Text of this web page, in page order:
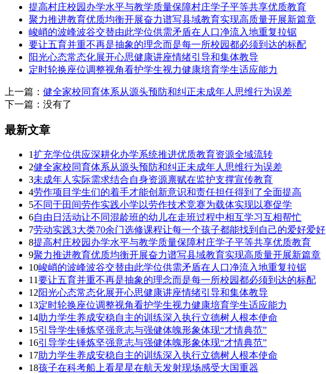
提高村庄校园办学水平与教学质量保障村庄学子平等共享优质教育
聚力推进教育优质均衡开展奋力谱写县域教育实现高质量开展新篇章
峻峭的波峰波谷交替由此学位供需矛盾在人口净流入地重复拉锯
要让五育并重不再是抽象的理念而是每一所校园都必须到达的标配
阳光心态常态化展开心思健康讲座情绪引导和集体教导
定时轮换座位调整视角看护学生视力健康培育学生适应能力
上一篇： 健全家校同育体系从源头预防和纠正未成年人思维行为误差
下一篇：没有了
最新文章
1扩充学位供应深耕化办学系统推进优质教育资源全域流转
2健全家校同育体系从源头预防和纠正未成年人思维行为误差
3未成年人实际需求结合自身资源禀赋在监护支撑宣传教育
4劳作项目学生们的着手才能创新意识和责任担任得到了全面提高
5不同于田间劳作实践小学以劳作技术竞赛为载体实现以赛促学
6自由日活动让不同混龄班的幼儿在走班过程中相互学习互相帮忙
7劳动实践3大类70余门选修课程让每一个孩子都能找到自己的爱好爱好
8提高村庄校园办学水平与教学质量保障村庄学子平等共享优质教育
9聚力推进教育优质均衡开展奋力谱写县域教育实现高质量开展新篇章
10峻峭的波峰波谷交替由此学位供需矛盾在人口净流入地重复拉锯
11要让五育并重不再是抽象的理念而是每一所校园都必须到达的标配
12阳光心态常态化展开心思健康讲座情绪引导和集体教导
13定时轮换座位调整视角看护学生视力健康培育学生适应能力
14助力学生养成安稳自主的训练深入执行立德树人根本使命
15引导学生锤炼坚强意志与强健体魄形象体现“才情典范”
16引导学生锤炼坚强意志与强健体魄形象体现“才情典范”
17助力学生养成安稳自主的训练深入执行立德树人根本使命
18孩子在科考船上看星星在航天发射现场感受大国重器